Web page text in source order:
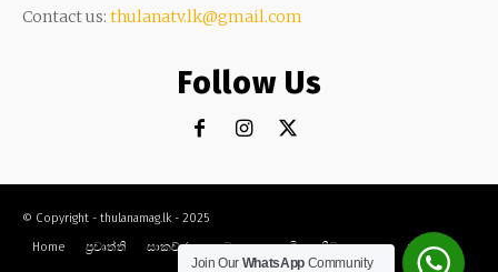
Contact us: thulanatv.lk@gmail.com
Follow Us
© Copyright - thulanamag.lk - 2025
Home
ප්‍රවෘත්ති සාකච්ඡා නවකතා කවි ක්‍රීඩා කලා සංචාර
Join Our WhatsAppCommunity